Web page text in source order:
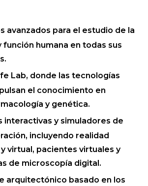
avanzados para el estudio de la
función humana en todas sus
Lab, donde las tecnologías
el conocimiento en
y genética.
interactivas y simuladores de
incluyendo realidad
virtual, pacientes virtuales y
de microscopía digital.
arquitectónico basado en los